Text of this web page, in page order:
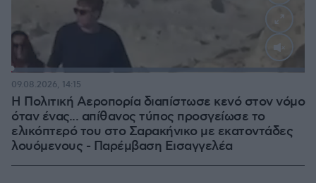
:
Η Πολιτική Αεροπορία διαπίστωσε κενό στον νόμο
όταν ένας... απίθανος τύπος προσγείωσε το
ελικόπτερό του στο Σαρακήνικο με εκατοντάδες
λουόμενους - Παρέμβαση Εισαγγελέα
09.08.2026, 14:15